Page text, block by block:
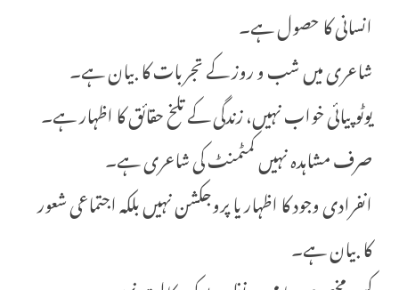
انسانی کا حصول ہے۔
شاعری میں شب و روز کے تجربات کا بیان ہے۔
یوٹوپیائی خواب نہیں، زندگی کے تلخ حقائق کا اظہار ہے۔
صرف مشاہدہ نہیں کمٹمنٹ کی شاعری ہے۔
انفرادی وجود کا اظہار یا پروجکشن نہیں بلکہ اجتماعی شعور
کا بیان ہے۔